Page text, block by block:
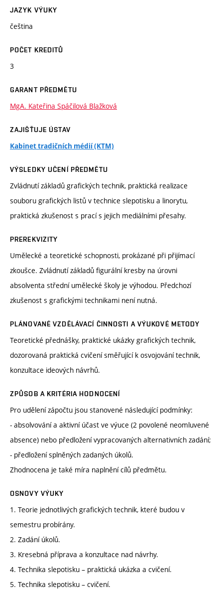
JAZYK VÝUKY
čeština
POČET KREDITŮ
3
GARANT PŘEDMĚTU
MgA. Kateřina Spáčilová Blažková
ZAJIŠŤUJE ÚSTAV
Kabinet tradičních médií (KTM)
VÝSLEDKY UČENÍ PŘEDMĚTU
Zvládnutí základů grafických technik, praktická realizace
souboru grafických listů v technice slepotisku a linorytu,
praktická zkušenost s prací s jejich mediálními přesahy.
PREREKVIZITY
Umělecké a teoretické schopnosti, prokázané při přijímací
zkoušce. Zvládnutí základů figurální kresby na úrovni
absolventa střední umělecké školy je výhodou. Předchozí
zkušenost s grafickými technikami není nutná.
PLÁNOVANÉ VZDĚLÁVACÍ ČINNOSTI A VÝUKOVÉ METODY
Teoretické přednášky, praktické ukázky grafických technik,
dozorovaná praktická cvičení směřující k osvojování technik,
konzultace ideových návrhů.
ZPŮSOB A KRITÉRIA HODNOCENÍ
Pro udělení zápočtu jsou stanovené následující podmínky:
- absolvování a aktivní účast ve výuce (2 povolené neomluvené
absence) nebo předložení vypracovaných alternativních zadání;
- předložení splněných zadaných úkolů.
Zhodnocena je také míra naplnění cílů předmětu.
OSNOVY VÝUKY
1. Teorie jednotlivých grafických technik, které budou v
semestru probírány.
2. Zadání úkolů.
3. Kresebná příprava a konzultace nad návrhy.
4. Technika slepotisku – praktická ukázka a cvičení.
5. Technika slepotisku – cvičení.